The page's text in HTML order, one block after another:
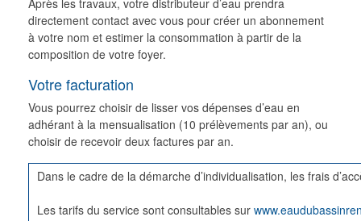
directement contact avec vous pour créer un abonnement
à votre nom et estimer la consommation à partir de la
composition de votre foyer.
Votre facturation
Vous pourrez choisir de lisser vos dépenses d’eau en
adhérant à la mensualisation (10 prélèvements par an), ou
choisir de recevoir deux factures par an.
Dans le cadre de la démarche d’individualisation, les frais
Les tarifs du service sont consultables sur